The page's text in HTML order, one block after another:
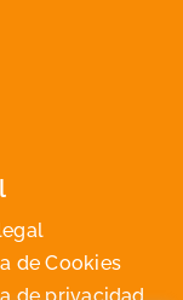
de Cookies